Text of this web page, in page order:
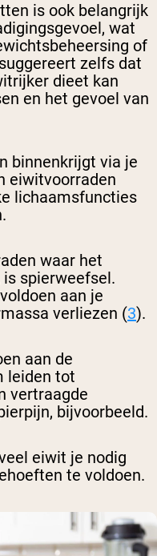
is ook belangrijk
wat
of
zelfs dat
dieet kan
en het gevoel van
binnenkrijgt via je
eiwitvoorraden
lichaamsfuncties
waar het
spierweefsel.
aan je
verliezen (3).
aan de
leiden tot
vertraagde
bijvoorbeeld.
eiwit je nodig
te voldoen.